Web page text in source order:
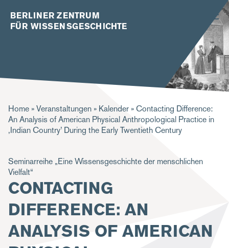
BERLINER ZENTRUM
FÜR WISSENSGESCHICHTE
P
f
d
n
a
v
i
g
Home Veranstaltungen Kalender
Contacting Difference:
An Analysis of American Physical Anthropological Practice in
‚Indian Country’ During the Early Twentieth Century
Seminarreihe „Eine Wissensgeschichte der menschlichen
Vielfalt“
CONTACTING
DIFFERENCE: AN
ANALYSIS OF AMERICAN